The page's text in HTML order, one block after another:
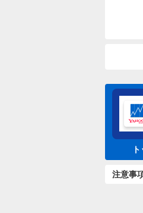
注意事